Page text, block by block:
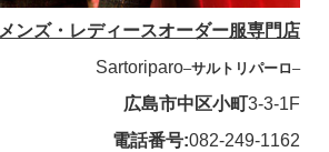
メンズ・レディースオーダー服専門店
Sartoriparo–サルトリパーロ–
広島市中区小町3-3-1F
電話番号:082-249-1162